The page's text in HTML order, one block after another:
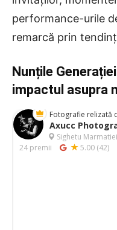
performance-urile
remarcă prin
Nunțile
impactul asupra